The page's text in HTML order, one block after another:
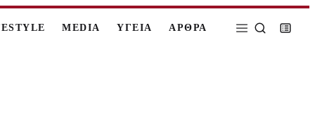
MEDIA ΥΓΕΙΑ ΑΡΘΡΑ